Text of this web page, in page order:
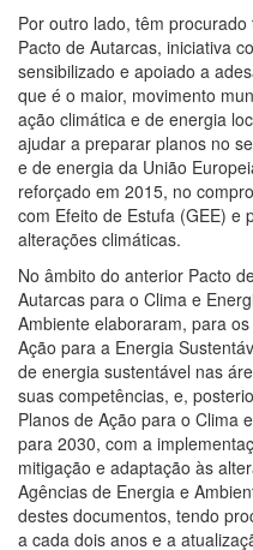
Por outro lado, têm
Pacto de Autarcas, iniciativa
sensibilizado e apoiado a
que é o maior, movimento
ação climática e de energia
ajudar a preparar planos no
e de energia da União
reforçado em 2015, no
com Efeito de Estufa (GEE) e
alterações climáticas.
No âmbito do anterior Pacto
Autarcas para o Clima e
Ambiente elaboraram, para
Ação para a Energia
de energia sustentável nas
suas competências, e,
Planos de Ação para o Clima
para 2030, com a
mitigação e adaptação às
Agências de Energia e
destes documentos, tendo
a cada dois anos e a